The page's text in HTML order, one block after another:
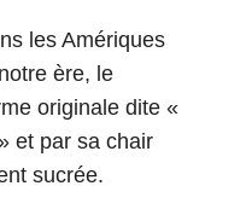
les Amériques
ère, le
originale dite «
et par sa chair
sucrée.